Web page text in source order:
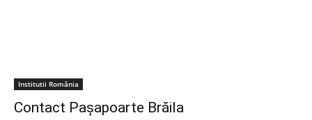
Institutii România
Contact Pașapoarte Brăila